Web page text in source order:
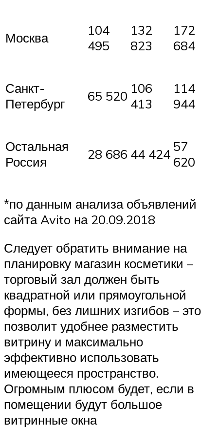
Москва
104
495
132
823
172
684
Санкт-
Петербург
65 520 106
413
114
944
Остальная
Россия
28 686 44 424 57
620
*по данным анализа объявлений
сайта Avito на 20.09.2018
Следует обратить внимание на
планировку магазин косметики –
торговый зал должен быть
квадратной или прямоугольной
формы, без лишних изгибов – это
позволит удобнее разместить
витрину и максимально
эффективно использовать
имеющееся пространство.
Огромным плюсом будет, если в
помещении будут большое
витринные окна